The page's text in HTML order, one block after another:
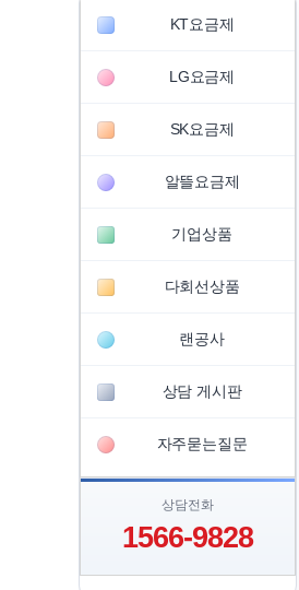
KT요금제
LG요금제
SK요금제
알뜰요금제
기업상품
다회선상품
랜공사
상담 게시판
자주묻는질문
상담전화
1566-9828